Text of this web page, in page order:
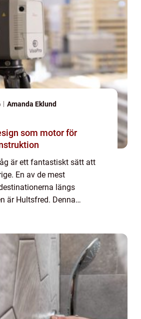
Amanda Eklund
som motor för
är ett fantastiskt sätt att
En av de mest
längs
är Hultsfred. Denna